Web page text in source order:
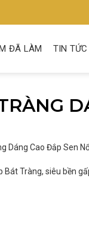
ĐÃ LÀM TIN TỨC
Dáng Cao Đắp Sen
Bát Tràng, siêu bền